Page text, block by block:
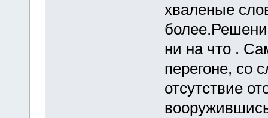
хваленые
ни на что .
перегоне, со
отсутствие